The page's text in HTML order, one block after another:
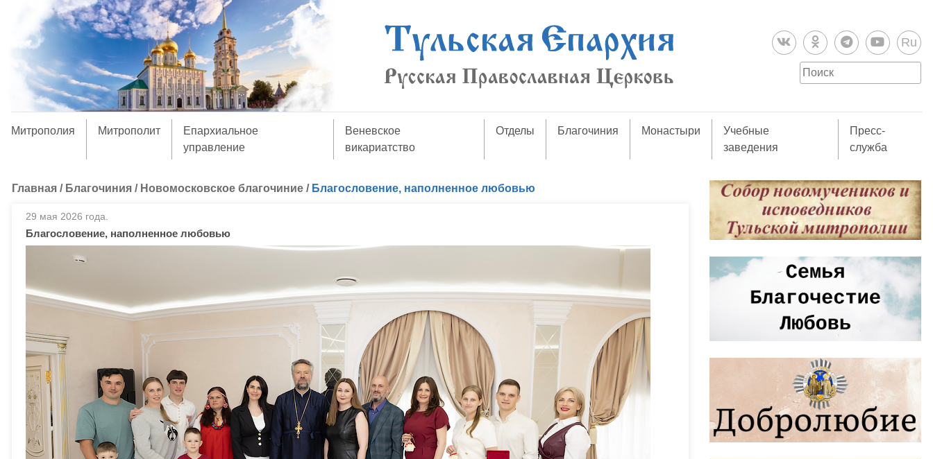
Ru
Митрополия Митрополит
Епархиальное
управление
Веневское
викариатство
Отделы Благочиния Монастыри
Учебные
заведения
Пресс-
служба
Главная / Благочиния / Новомосковское благочиние / Благословение, наполненное любовью
29 мая 2026 года.
Благословение, наполненное любовью